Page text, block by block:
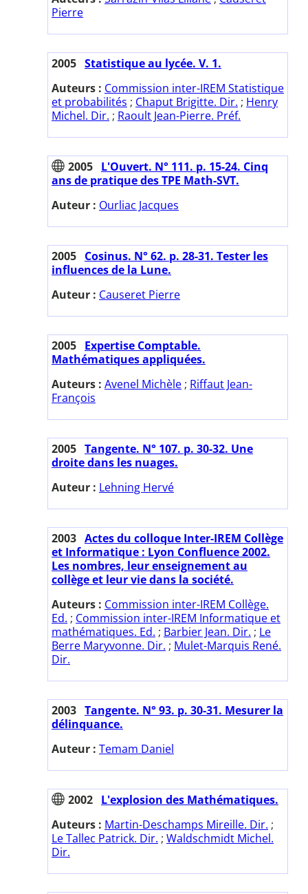
Pierre
2005 Statistique au lycée. V. 1.
Auteurs : Commission inter-IREM Statistique
et probabilités ; Chaput Brigitte. Dir. ; Henry
Michel. Dir. ; Raoult Jean-Pierre. Préf.
2005 L'Ouvert. N° 111. p. 15-24. Cinq
ans de pratique des TPE Math-SVT.
Auteur : Ourliac Jacques
2005 Cosinus. N° 62. p. 28-31. Tester les
influences de la Lune.
Auteur : Causeret Pierre
2005 Expertise Comptable.
Mathématiques appliquées.
Auteurs : Avenel Michèle ; Riffaut Jean-
François
2005 Tangente. N° 107. p. 30-32. Une
droite dans les nuages.
Auteur : Lehning Hervé
2003 Actes du colloque Inter-IREM Collège
et Informatique : Lyon Confluence 2002.
Les nombres, leur enseignement au
collège et leur vie dans la société.
Auteurs : Commission inter-IREM Collège.
Ed. ; Commission inter-IREM Informatique et
mathématiques. Ed. ; Barbier Jean. Dir. ; Le
Berre Maryvonne. Dir. ; Mulet-Marquis René.
Dir.
2003 Tangente. N° 93. p. 30-31. Mesurer la
délinquance.
Auteur : Temam Daniel
2002 L'explosion des Mathématiques.
Auteurs : Martin-Deschamps Mireille. Dir. ;
Le Tallec Patrick. Dir. ; Waldschmidt Michel.
Dir.